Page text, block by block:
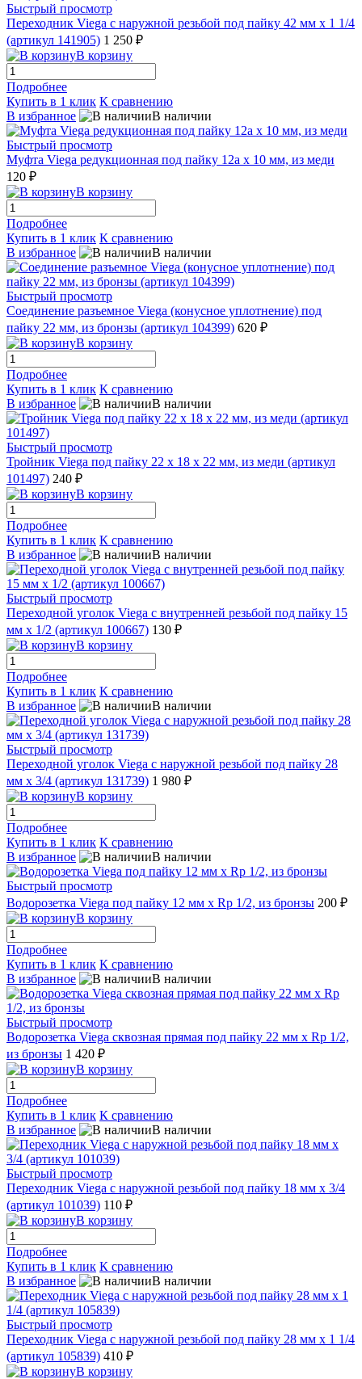
Быстрый просмотр
Переходник Viega с наружной резьбой под пайку 42 мм х 1 1/4
(артикул 141905) 1 250 ₽
В корзину
Подробнее
Купить в 1 клик К сравнению
В избранное
В наличии
Быстрый просмотр
Муфта Viega редукционная под пайку 12a х 10 мм, из меди
120 ₽
В корзину
Подробнее
Купить в 1 клик К сравнению
В избранное
В наличии
Быстрый просмотр
Соединение разъемное Viega (конусное уплотнение) под
пайку 22 мм, из бронзы (артикул 104399) 620 ₽
В корзину
Подробнее
Купить в 1 клик К сравнению
В избранное
В наличии
Быстрый просмотр
Тройник Viega под пайку 22 x 18 x 22 мм, из меди (артикул
101497) 240 ₽
В корзину
Подробнее
Купить в 1 клик К сравнению
В избранное
В наличии
Быстрый просмотр
Переходной уголок Viega с внутренней резьбой под пайку 15
мм х 1/2 (артикул 100667) 130 ₽
В корзину
Подробнее
Купить в 1 клик К сравнению
В избранное
В наличии
Быстрый просмотр
Переходной уголок Viega с наружной резьбой под пайку 28
мм х 3/4 (артикул 131739) 1 980 ₽
В корзину
Подробнее
Купить в 1 клик К сравнению
В избранное
В наличии
Быстрый просмотр
Водорозетка Viega под пайку 12 мм х Rp 1/2, из бронзы 200 ₽
В корзину
Подробнее
Купить в 1 клик К сравнению
В избранное
В наличии
Быстрый просмотр
Водорозетка Viega сквозная прямая под пайку 22 мм х Rp 1/2,
из бронзы 1 420 ₽
В корзину
Подробнее
Купить в 1 клик К сравнению
В избранное
В наличии
Быстрый просмотр
Переходник Viega с наружной резьбой под пайку 18 мм х 3/4
(артикул 101039) 110 ₽
В корзину
Подробнее
Купить в 1 клик К сравнению
В избранное
В наличии
Быстрый просмотр
Переходник Viega с наружной резьбой под пайку 28 мм х 1 1/4
(артикул 105839) 410 ₽
В корзину